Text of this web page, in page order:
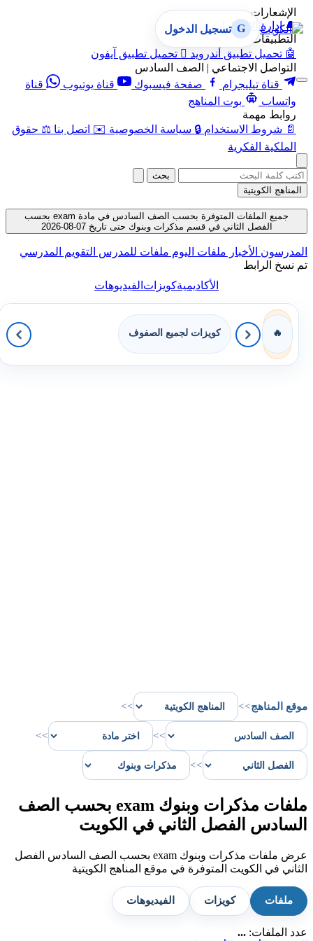
الإشعارات
🔔 إدارة الإشعارات
التطبيقات
🤖 تحميل تطبيق أندرويد  تحميل تطبيق آيفون
التواصل الاجتماعي | الصف السادس
قناة تيليجرام
صفحة فيسبوك قناة يوتيوب
قناة
واتساب
بوت المناهج
روابط مهمة
📄 شروط الاستخدام 🔒 سياسة الخصوصية ✉️ اتصل بنا ⚖️ حقوق
الملكية الفكرية
G تسجيل الدخول
بحث
المناهج الكويتية
جميع الملفات المتوفرة بحسب الصف السادس في مادة exam بحسب
الفصل الثاني في قسم مذكرات وبنوك حتى تاريخ 07-08-2026
المدرسون الأخبار ملفات اليوم ملفات للمدرس التقويم المدرسي
تم نسخ الرابط
الأكاديميةكويزاتالفيديوهات
🔥 كويزات لجميع الصفوف
موقع المناهج>>
>>
>>
>>
>>
ملفات مذكرات وبنوك exam بحسب الصف
السادس الفصل الثاني في الكويت
عرض ملفات مذكرات وبنوك exam بحسب الصف السادس الفصل
الثاني في الكويت المتوفرة في موقع المناهج الكويتية
ملفات كويزات الفيديوهات
عدد الملفات: ...